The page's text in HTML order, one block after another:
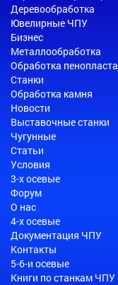
Деревообработка
Ювелирные ЧПУ
Бизнес
Металлообработка
Обработка пенопласта
Станки
Обработка камня
Новости
Выставочные станки
Чугунные
Статьи
Условия
3-х осевые
Форум
О нас
4-х осевые
Документация ЧПУ
Контакты
5-6-и осевые
Книги по станкам ЧПУ